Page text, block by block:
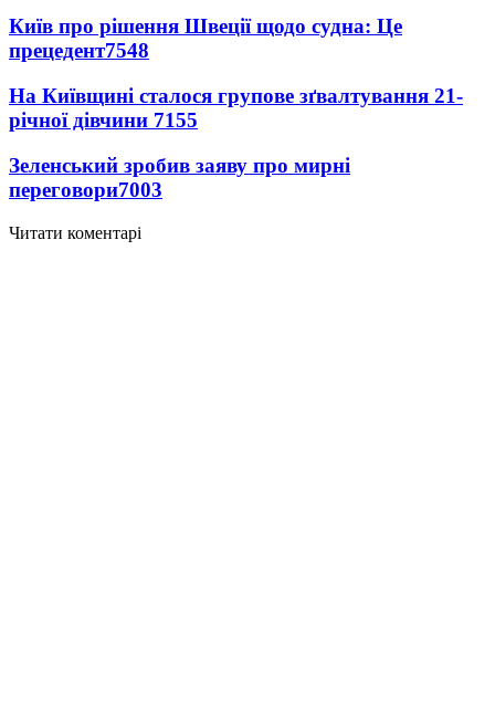
Київ про рішення Швеції щодо судна: Це
прецедент7548
На Київщині сталося групове зґвалтування 21-
річної дівчини 7155
Зеленський зробив заяву про мирні
переговори7003
Читати коментарі